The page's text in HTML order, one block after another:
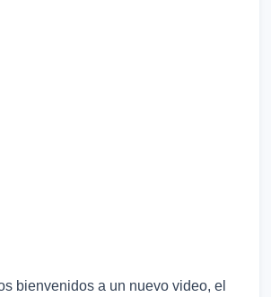
bienvenidos a un nuevo video, el